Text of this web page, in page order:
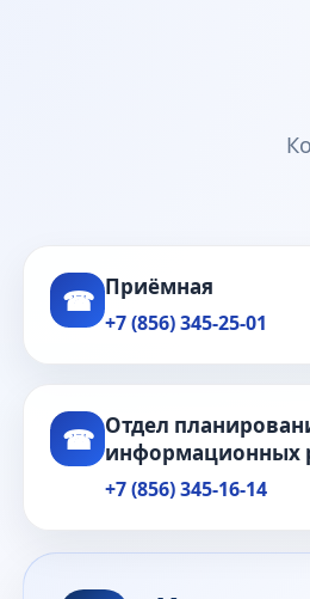
☎ Приёмная
+7 (856) 345-25-01
☎ Отдел
информационных
+7 (856) 345-16-14